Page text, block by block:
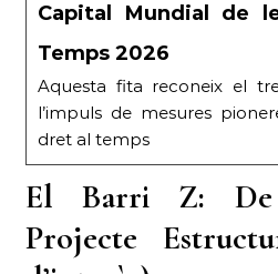
Capital Mundial de
Temps 2026
Aquesta fita reconeix el
l’impuls de mesures
dret al temps
El Barri Z: De
Projecte